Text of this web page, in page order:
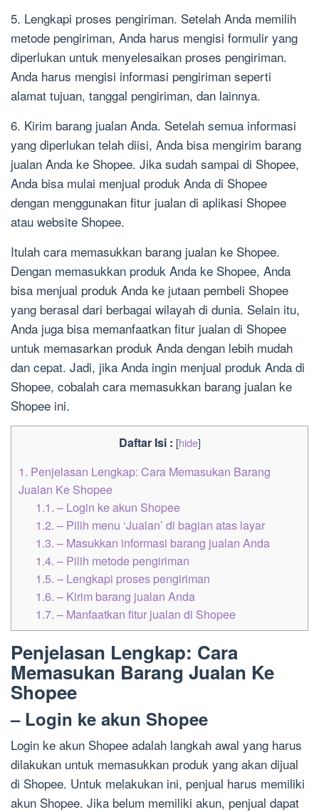
5. Lengkapi proses pengiriman. Setelah Anda memilih
metode pengiriman, Anda harus mengisi formulir yang
diperlukan untuk menyelesaikan proses pengiriman.
Anda harus mengisi informasi pengiriman seperti
alamat tujuan, tanggal pengiriman, dan lainnya.
6. Kirim barang jualan Anda. Setelah semua informasi
yang diperlukan telah diisi, Anda bisa mengirim barang
jualan Anda ke Shopee. Jika sudah sampai di Shopee,
Anda bisa mulai menjual produk Anda di Shopee
dengan menggunakan fitur jualan di aplikasi Shopee
atau website Shopee.
Itulah cara memasukkan barang jualan ke Shopee.
Dengan memasukkan produk Anda ke Shopee, Anda
bisa menjual produk Anda ke jutaan pembeli Shopee
yang berasal dari berbagai wilayah di dunia. Selain itu,
Anda juga bisa memanfaatkan fitur jualan di Shopee
untuk memasarkan produk Anda dengan lebih mudah
dan cepat. Jadi, jika Anda ingin menjual produk Anda di
Shopee, cobalah cara memasukkan barang jualan ke
Shopee ini.
Daftar Isi : [hide]
1. Penjelasan Lengkap: Cara Memasukan Barang
Jualan Ke Shopee
1.1. – Login ke akun Shopee
1.2. – Pilih menu ‘Jualan’ di bagian atas layar
1.3. – Masukkan informasi barang jualan Anda
1.4. – Pilih metode pengiriman
1.5. – Lengkapi proses pengiriman
1.6. – Kirim barang jualan Anda
1.7. – Manfaatkan fitur jualan di Shopee
Penjelasan Lengkap: Cara
Memasukan Barang Jualan Ke
Shopee
– Login ke akun Shopee
Login ke akun Shopee adalah langkah awal yang harus
dilakukan untuk memasukkan produk yang akan dijual
di Shopee. Untuk melakukan ini, penjual harus memiliki
akun Shopee. Jika belum memiliki akun, penjual dapat